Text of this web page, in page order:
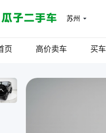
苏州
页 高价卖车 买车